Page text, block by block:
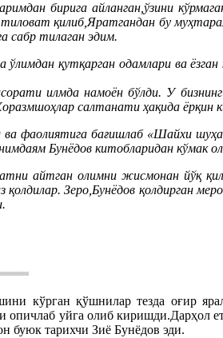
бирига айланган,ўзини
қилиб,Яратгандан бу
сабр тилаган эдим.
қутқарган одамлари ва ёзган
илмда намоён бўлди. У
салтанати ҳақида ёрқин
фаолиятига бағишлаб «Шайхи
Бунёдов китобларидан кўмак
айтган олимни жисмонан йўқ
Зеро,Бунёдов қолдирган
кўрган қўшнилар тезда оғир
уйга олиб киришди.Дарҳол
буюк тарихчи Зиё Бунёдов эди.